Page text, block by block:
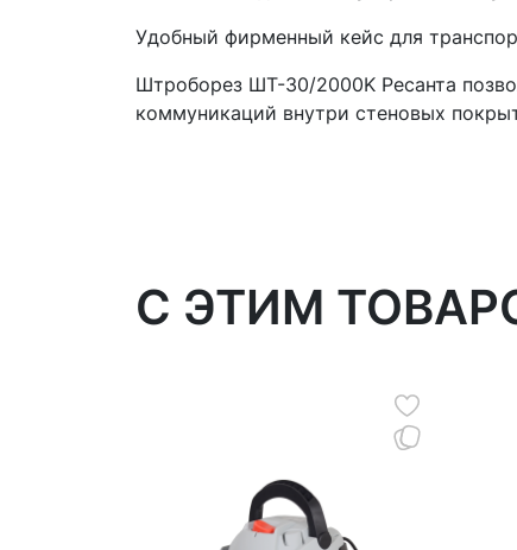
Удобный фирменный кейс для
Штроборез ШТ-30/2000K Ресанта
коммуникаций внутри стеновых
C ЭТИМ